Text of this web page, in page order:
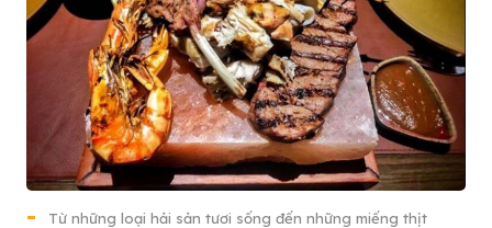
Từ những loại hải sản tươi sống đến những miếng thịt